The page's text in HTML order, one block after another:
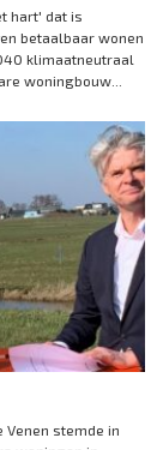
hart' dat is
betaalbaar wonen
klimaatneutraal
woningbouw...
Venen stemde in